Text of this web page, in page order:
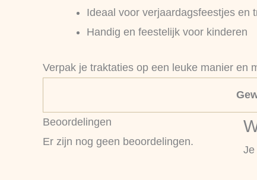
Ideaal voor verjaardagsfeestjes en
Handig en feestelijk voor kinderen
Verpak je traktaties op een leuke manier en
Beoordelingen
Er zijn nog geen beoordelingen.
Je